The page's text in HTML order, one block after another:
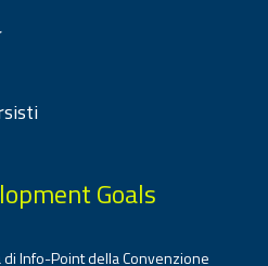
Goals
di Info-Point della Convenzione